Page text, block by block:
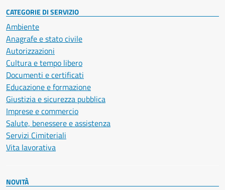
CATEGORIE DI SERVIZIO
Ambiente
Anagrafe e stato civile
Autorizzazioni
Cultura e tempo libero
Documenti e certificati
Educazione e formazione
Giustizia e sicurezza pubblica
Imprese e commercio
Salute, benessere e assistenza
Servizi Cimiteriali
Vita lavorativa
NOVITÀ